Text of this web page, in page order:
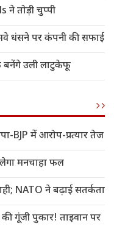
तोड़ी चुप्पी
धंसने पर कंपनी की सफाई
बनेंगे उली लाटुकेफू
BJP में आरोप-प्रत्यार तेज
मनचाहा फल
NATO ने बढ़ाई सतर्कता
गूंजी पुकार! ताइवान पर